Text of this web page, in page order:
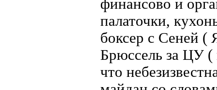
финансово и
палаточки,
боксер с Сеней (
Брюссель за ЦУ
что